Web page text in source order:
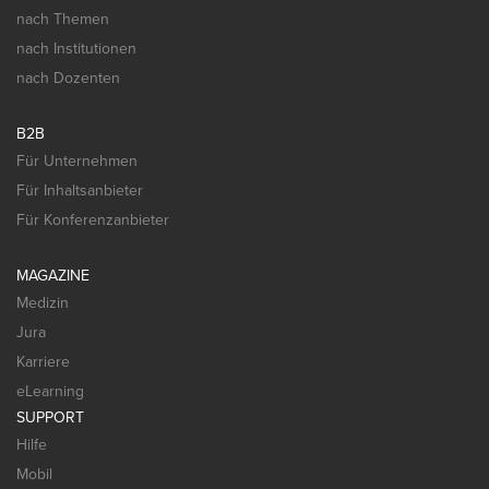
nach Themen
nach Institutionen
nach Dozenten
B2B
Für Unternehmen
Für Inhaltsanbieter
Für Konferenzanbieter
MAGAZINE
Medizin
Jura
Karriere
eLearning
SUPPORT
Hilfe
Mobil